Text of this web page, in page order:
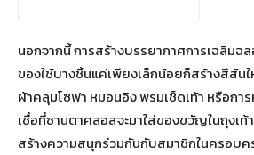
นอกจากนี้ การสร้างบรรยากาศการเฉลิมฉ
ของใช้บางชิ้นแค่เพียงเล็กน้อยก็สร้างสีสัน
ผ้าคลุมโซฟา หมอนอิง พรมเช็ดเท้า หรือกา
เชื่อที่ซานตาคลอสจะมาใส่ของขวัญในถุงเท้
สร้างความสนุกร่วมกันกับสมาชิกในครอบค